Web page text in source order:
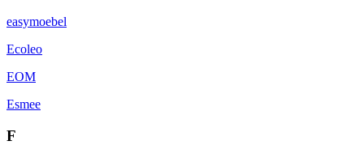
easymoebel
Ecoleo
EOM
Esmee
F